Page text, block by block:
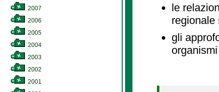
2007
2006
2005
2004
2003
2002
2001
le
regionale
gli